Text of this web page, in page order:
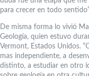
para crecer en todo
De misma forma lo vivió
Geología, quien estuvo
Vermont, Estados Unidos.
mas independiente, a
distinto, a estudiar en otro